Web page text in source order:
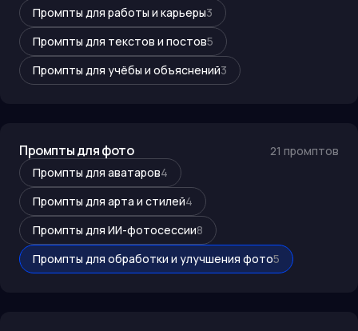
Промпты для работы и карьеры3
Промпты для текстов и постов5
Промпты для учёбы и объяснений3
Промпты для фото 21 промптов
Промпты для аватаров4
Промпты для арта и стилей4
Промпты для ИИ-фотосессии8
Промпты для обработки и улучшения фото5